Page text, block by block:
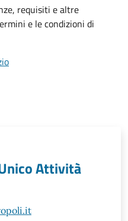
requisiti e altre
e le condizioni di
Attività